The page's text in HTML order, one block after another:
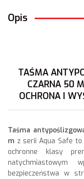
Opis
TAŚMA
CZARNA 50
OCHRONA I
Taśma
m z serii Aqua Safe to
ochronne klasy
natychmiastowym
bezpieczeństwa w